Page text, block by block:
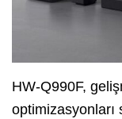
HW-Q990F,
optimizasyonları